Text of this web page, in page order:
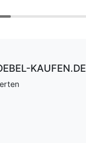
KAUFEN.DE